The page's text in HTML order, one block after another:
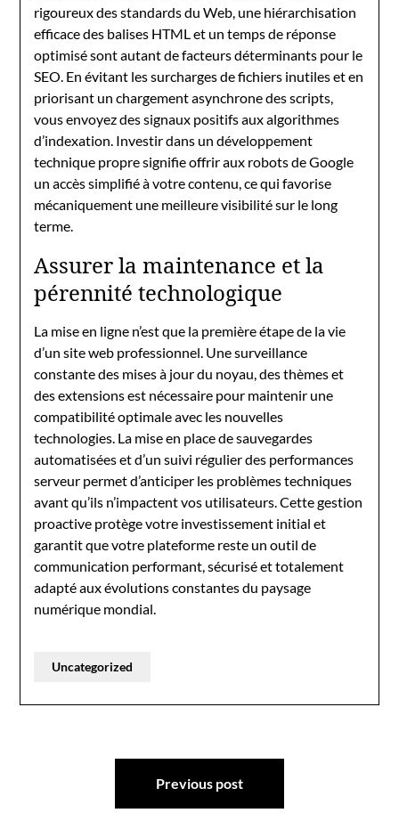
rigoureux des standards du Web, une hiérarchisation
efficace des balises HTML et un temps de réponse
optimisé sont autant de facteurs déterminants pour le
SEO. En évitant les surcharges de fichiers inutiles et en
priorisant un chargement asynchrone des scripts,
vous envoyez des signaux positifs aux algorithmes
d’indexation. Investir dans un développement
technique propre signifie offrir aux robots de Google
un accès simplifié à votre contenu, ce qui favorise
mécaniquement une meilleure visibilité sur le long
terme.
Assurer la maintenance et la
pérennité technologique
La mise en ligne n’est que la première étape de la vie
d’un site web professionnel. Une surveillance
constante des mises à jour du noyau, des thèmes et
des extensions est nécessaire pour maintenir une
compatibilité optimale avec les nouvelles
technologies. La mise en place de sauvegardes
automatisées et d’un suivi régulier des performances
serveur permet d’anticiper les problèmes techniques
avant qu’ils n’impactent vos utilisateurs. Cette gestion
proactive protège votre investissement initial et
garantit que votre plateforme reste un outil de
communication performant, sécurisé et totalement
adapté aux évolutions constantes du paysage
numérique mondial.
Uncategorized
Previous post